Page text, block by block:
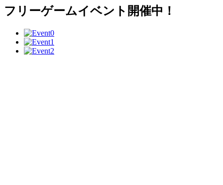
フリーゲームイベント開催中！